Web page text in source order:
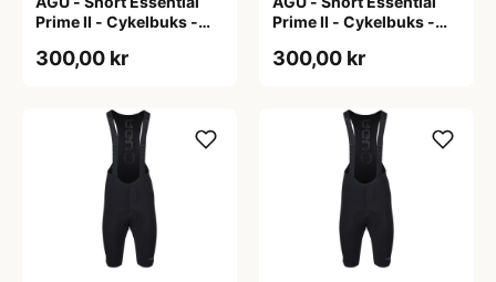
Prime II - Cykelbuks -
300,00 kr
Prime II - Cykelbuks -
300,00 kr